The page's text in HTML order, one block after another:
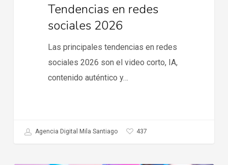
Tendencias en redes
sociales 2026
Las principales tendencias en redes
sociales 2026 son el video corto, IA,
contenido auténtico y…
Agencia Digital Mila Santiago 437